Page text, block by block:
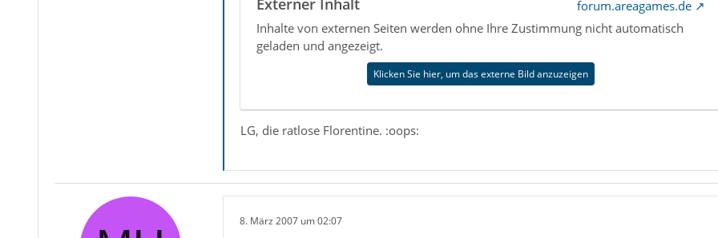
Externer Inhalt
forum.areagames.de
Inhalte von externen Seiten werden ohne Ihre Zustimmung nicht automatisch
geladen und angezeigt.
Klicken Sie hier, um das externe Bild anzuzeigen
LG, die ratlose Florentine. :oops:
8. März 2007 um 02:07